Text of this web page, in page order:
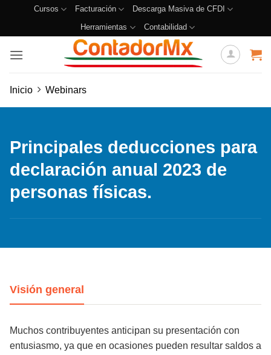
Cursos Facturación
Descarga Masiva de CFDI
Herramientas
Contabilidad
Inicio Webinars
Principales deducciones para
declaración anual 2023 de
personas físicas.
Visión general
Muchos contribuyentes anticipan su presentación con
entusiasmo, ya que en ocasiones pueden resultar saldos a